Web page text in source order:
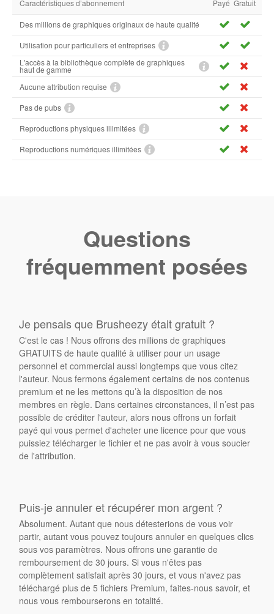
Caractéristiques d’abonnement Payé Gratuit
Des millions de graphiques originaux de haute qualité
Utilisation pour particuliers et entreprises
L'accès à la bibliothèque complète de graphiques
haut de gamme
Aucune attribution requise
Pas de pubs
Reproductions physiques illimitées
Reproductions numériques illimitées
Questions
fréquemment posées
Je pensais que Brusheezy était gratuit ?
C'est le cas ! Nous offrons des millions de graphiques
GRATUITS de haute qualité à utiliser pour un usage
personnel et commercial aussi longtemps que vous citez
l'auteur. Nous fermons également certains de nos contenus
premium et ne les mettons qu’à la disposition de nos
membres en règle. Dans certaines circonstances, il n’est pas
possible de créditer l'auteur, alors nous offrons un forfait
payé qui vous permet d'acheter une licence pour que vous
puissiez télécharger le fichier et ne pas avoir à vous soucier
de l'attribution.
Puis-je annuler et récupérer mon argent ?
Absolument. Autant que nous détesterions de vous voir
partir, autant vous pouvez toujours annuler en quelques clics
sous vos paramètres. Nous offrons une garantie de
remboursement de 30 jours. Si vous n'êtes pas
complètement satisfait après 30 jours, et vous n'avez pas
téléchargé plus de 5 fichiers Premium, faites-nous savoir, et
nous vous rembourserons en totalité.